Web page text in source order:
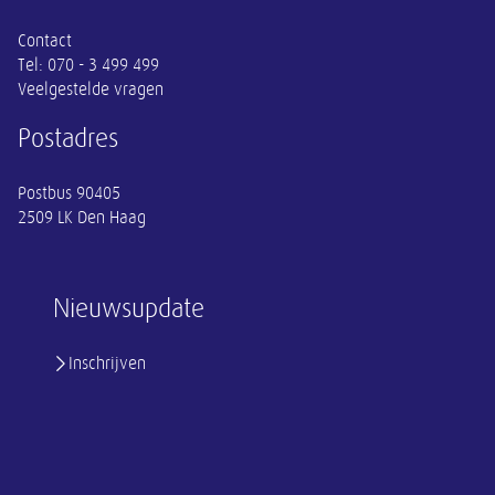
Nieuwsupdate
Inschrijven
Contact
Tel: 070 - 3 499 499
Veelgestelde vragen
Postadres
Postbus 90405
2509 LK Den Haag